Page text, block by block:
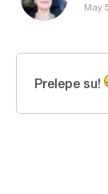
May
Prelepe su!